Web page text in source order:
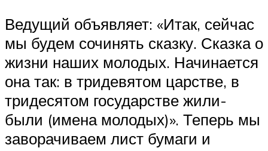
Ведущий объявляет: «Итак, сейчас
мы будем сочинять сказку. Сказка о
жизни наших молодых. Начинается
она так: в тридевятом царстве, в
тридесятом государстве жили-
были (имена молодых)». Теперь мы
заворачиваем лист бумаги и